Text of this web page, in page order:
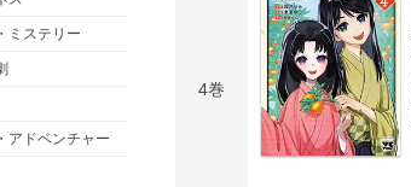
ミステリー
アドベンチャー
4巻